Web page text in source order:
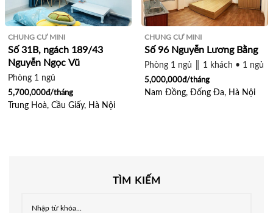
CHUNG CƯ MINI
Số 31B, ngách 189/43
Nguyễn Ngọc Vũ
Phòng 1 ngủ
5,700,000đ/tháng
Trung Hoà, Cầu Giấy, Hà Nội
CHUNG CƯ MINI
Số 96 Nguyễn Lương Bằng
Phòng 1 ngủ ║ 1 khách • 1 ngủ
5,000,000đ/tháng
Nam Đồng, Đống Đa, Hà Nội
TÌM KIẾM